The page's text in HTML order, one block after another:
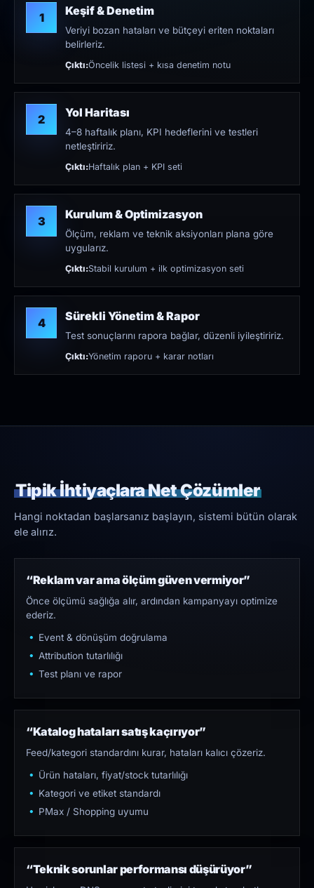
1 Keşif & Denetim
Veriyi bozan hataları ve bütçeyi eriten noktaları
belirleriz.
Çıktı:Öncelik listesi + kısa denetim notu
2 Yol Haritası
4–8 haftalık planı, KPI hedeflerini ve testleri
netleştiririz.
Çıktı:Haftalık plan + KPI seti
3 Kurulum & Optimizasyon
Ölçüm, reklam ve teknik aksiyonları plana göre
uygularız.
Çıktı:Stabil kurulum + ilk optimizasyon seti
4 Sürekli Yönetim & Rapor
Test sonuçlarını rapora bağlar, düzenli iyileştiririz.
Çıktı:Yönetim raporu + karar notları
Tipik İhtiyaçlara Net Çözümler
Hangi noktadan başlarsanız başlayın, sistemi bütün olarak
ele alırız.
“Reklam var ama ölçüm güven vermiyor”
Önce ölçümü sağlığa alır, ardından kampanyayı optimize
ederiz.
Event & dönüşüm doğrulama
Attribution tutarlılığı
Test planı ve rapor
“Katalog hataları satış kaçırıyor”
Feed/kategori standardını kurar, hataları kalıcı çözeriz.
Ürün hataları, fiyat/stock tutarlılığı
Kategori ve etiket standardı
PMax / Shopping uyumu
“Teknik sorunlar performansı düşürüyor”